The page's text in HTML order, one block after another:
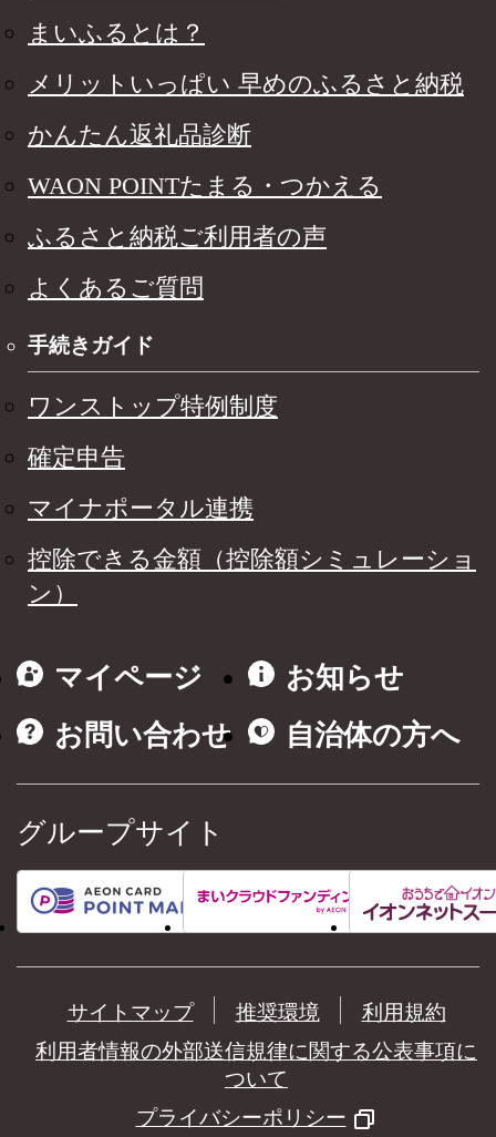
まいふるとは？
メリットいっぱい 早めのふるさと納税
かんたん返礼品診断
WAON POINTたまる・つかえる
ふるさと納税ご利用者の声
よくあるご質問
手続きガイド
ワンストップ特例制度
確定申告
マイナポータル連携
控除できる金額（控除額シミュレーショ
ン）
マイページ
お知らせ
お問い合わせ
自治体の方へ
グループサイト
サイトマップ 推奨環境
利用規約
利用者情報の外部送信規律に関する公表事項に
ついて
プライバシーポリシー